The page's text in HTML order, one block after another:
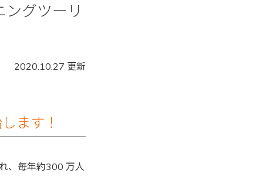
グツーリ
2020.10.27 更新
ます！
、毎年約300 万人